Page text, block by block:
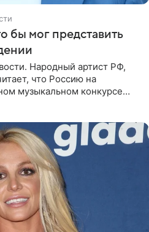
бы мог представить
Народный артист РФ,
что Россию на
музыкальном конкурсе